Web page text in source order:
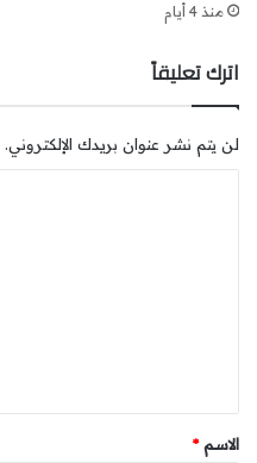
منذ 4 أيام
اترك تعليقاً
لن يتم نشر عنوان بريدك الإلكتروني.
*
الاسم*